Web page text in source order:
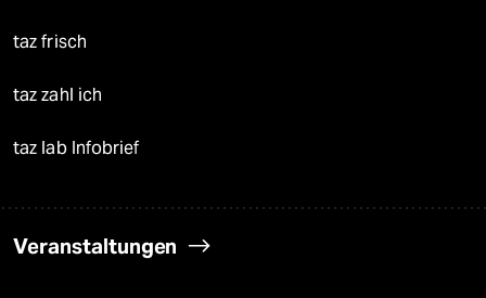
taz frisch
taz zahl ich
taz lab Infobrief
Veranstaltungen